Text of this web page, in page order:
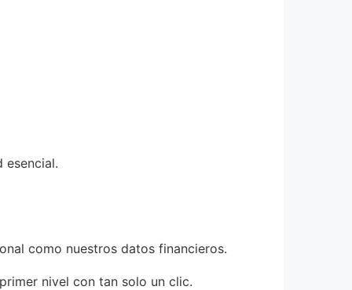
esencial.
como nuestros datos financieros.
nivel con tan solo un clic.